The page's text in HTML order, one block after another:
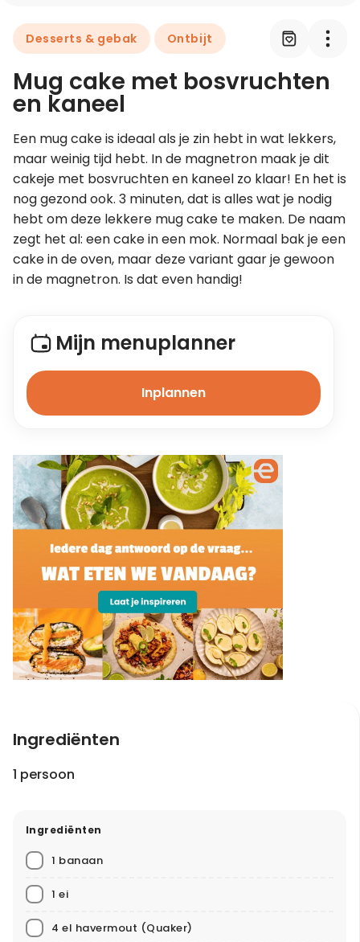
Leer koken als een chef
Kooktips & blogs
Desserts & gebak Ontbijt
Mug cake met bosvruchten
en kaneel
Een mug cake is ideaal als je zin hebt in wat lekkers,
maar weinig tijd hebt. In de magnetron maak je dit
cakeje met bosvruchten en kaneel zo klaar! En het is
nog gezond ook. 3 minuten, dat is alles wat je nodig
hebt om deze lekkere mug cake te maken. De naam
zegt het al: een cake in een mok. Normaal bak je een
cake in de oven, maar deze variant gaar je gewoon
in de magnetron. Is dat even handig!
Mijn menuplanner
Inplannen
Ingrediënten
1 persoon
Ingrediënten
1 banaan
1 ei
4 el havermout (Quaker)